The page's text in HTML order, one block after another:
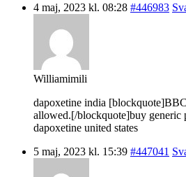
4 maj, 2023 kl. 08:28 #446983
Williamimili
dapoxetine india
allowed.[/blockquote]buy
dapoxetine united states
5 maj, 2023 kl. 15:39 #447041